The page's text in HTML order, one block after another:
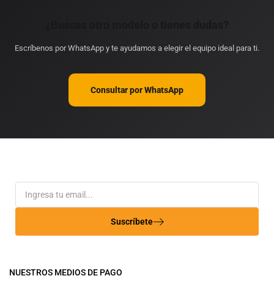
Escríbenos por WhatsApp y te ayudamos a elegir el equipo ideal para ti.
Consultar por WhatsApp
Suscríbete
NUESTROS MEDIOS DE PAGO